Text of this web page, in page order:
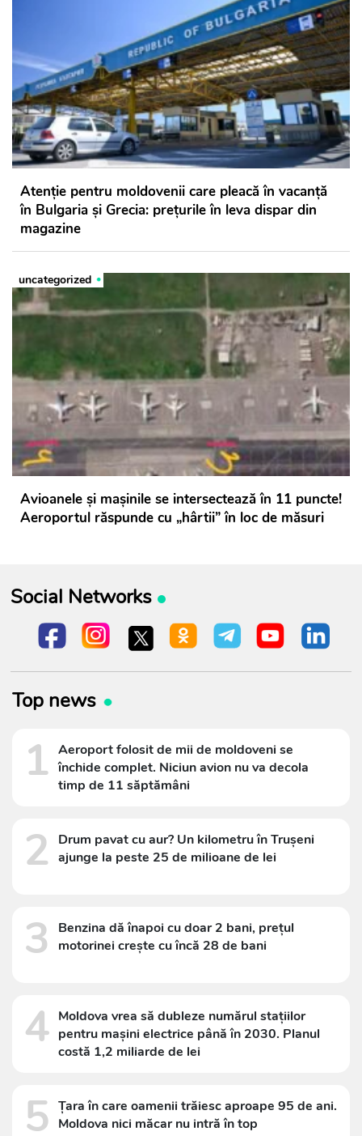
Atenție pentru moldovenii care pleacă în vacanță
în Bulgaria și Grecia: prețurile în leva dispar din
magazine
uncategorized
Avioanele și mașinile se intersectează în 11 puncte!
Aeroportul răspunde cu „hârtii” în loc de măsuri
Social Networks
Top news
1 Aeroport folosit de mii de moldoveni se
închide complet. Niciun avion nu va decola
timp de 11 săptămâni
2
Drum pavat cu aur? Un kilometru în Trușeni
ajunge la peste 25 de milioane de lei
3
Benzina dă înapoi cu doar 2 bani, prețul
motorinei crește cu încă 28 de bani
4 Moldova vrea să dubleze numărul stațiilor
pentru mașini electrice până în 2030. Planul
costă 1,2 miliarde de lei
5 Țara în care oamenii trăiesc aproape 95 de ani.
Moldova nici măcar nu intră în top